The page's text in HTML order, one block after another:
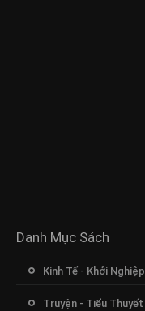
Danh Mục Sách
Kinh Tế - Khởi Nghiệp
Truyện - Tiểu Thuyết